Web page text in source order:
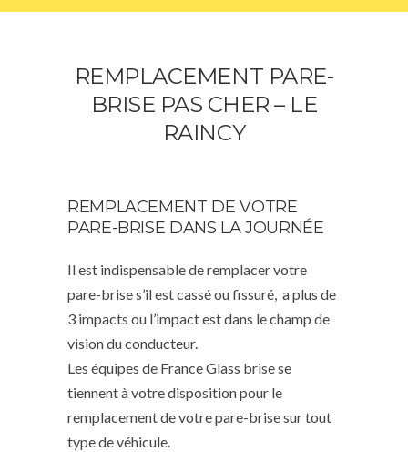
REMPLACEMENT PARE-
BRISE PAS CHER – LE
RAINCY
REMPLACEMENT DE VOTRE
PARE-BRISE DANS LA JOURNÉE
Il est indispensable de remplacer votre
pare-brise s’il est cassé ou fissuré, a plus de
3 impacts ou l’impact est dans le champ de
vision du conducteur.
Les équipes de France Glass brise se
tiennent à votre disposition pour le
remplacement de votre pare-brise sur tout
type de véhicule.